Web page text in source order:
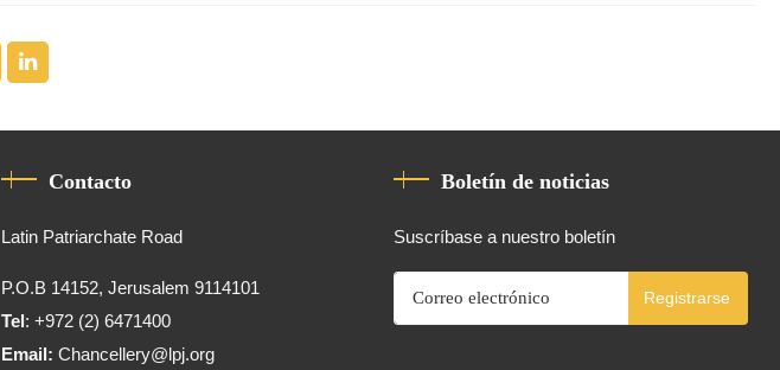
Contacto
Latin Patriarchate Road
P.O.B 14152, Jerusalem 9114101
Tel: +972 (2) 6471400
Email:Chancellery@lpj.org
Boletín de noticias
Suscríbase a nuestro boletín
Registrarse